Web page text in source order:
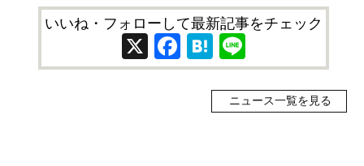
いいね・フォローして最新記事をチェック
X Facebook
Hatena
ニュース一覧を見る